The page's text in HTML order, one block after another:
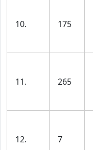
10. 175
11. 265
12. 7